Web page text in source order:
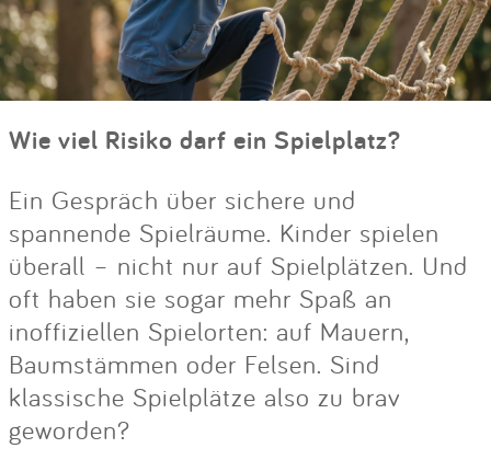
Wie viel Risiko darf ein Spielplatz?
Ein Gespräch über sichere und
spannende Spielräume. Kinder spielen
überall – nicht nur auf Spielplätzen. Und
oft haben sie sogar mehr Spaß an
inoffiziellen Spielorten: auf Mauern,
Baumstämmen oder Felsen. Sind
klassische Spielplätze also zu brav
geworden?